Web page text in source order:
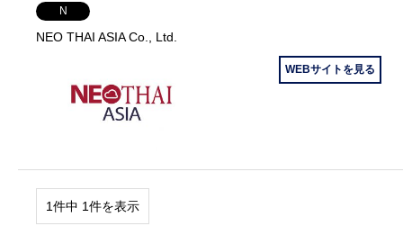
N
NEO THAI ASIA Co., Ltd.
WEBサイトを見る
1件中 1件を表示